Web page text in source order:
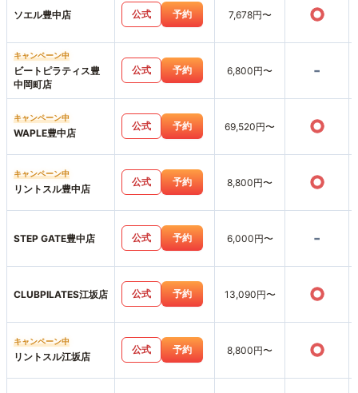
ソエル豊中店 公式 予約 7,678円〜 ○
キャンペーン中
ビートピラティス豊
中岡町店
公式 予約 6,800円〜 -
キャンペーン中
WAPLE豊中店
公式 予約 69,520円〜 ○
キャンペーン中
リントスル豊中店
公式 予約 8,800円〜 ○
STEP GATE豊中店 公式 予約 6,000円〜 -
CLUBPILATES江坂店 公式 予約 13,090円〜 ○
キャンペーン中
リントスル江坂店
公式 予約 8,800円〜 ○